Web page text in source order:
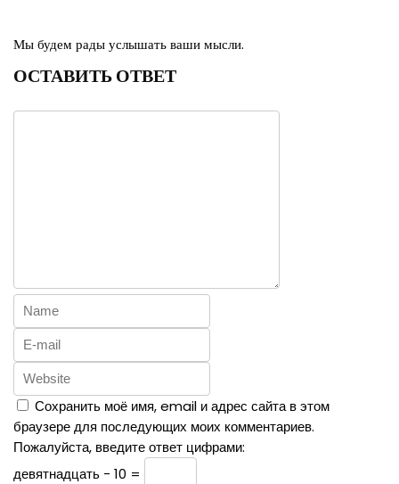
Мы будем рады услышать ваши мысли.
ОСТАВИТЬ ОТВЕТ
Сохранить моё имя, email и адрес сайта в этом
браузере для последующих моих комментариев.
Пожалуйста, введите ответ цифрами:
девятнадцать − 10 =